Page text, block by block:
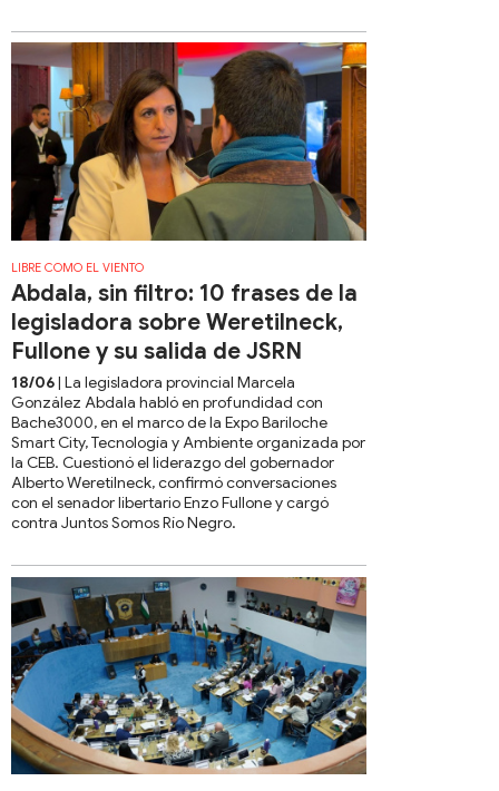
LIBRE COMO EL VIENTO
Abdala, sin filtro: 10 frases de la
legisladora sobre Weretilneck,
Fullone y su salida de JSRN
18/06| La legisladora provincial Marcela
González Abdala habló en profundidad con
Bache3000, en el marco de la Expo Bariloche
Smart City, Tecnología y Ambiente organizada por
la CEB. Cuestionó el liderazgo del gobernador
Alberto Weretilneck, confirmó conversaciones
con el senador libertario Enzo Fullone y cargó
contra Juntos Somos Río Negro.